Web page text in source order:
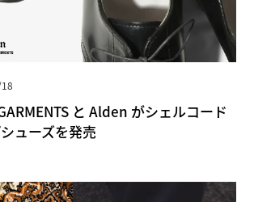
と Alden がシェルコード
ューズを発売